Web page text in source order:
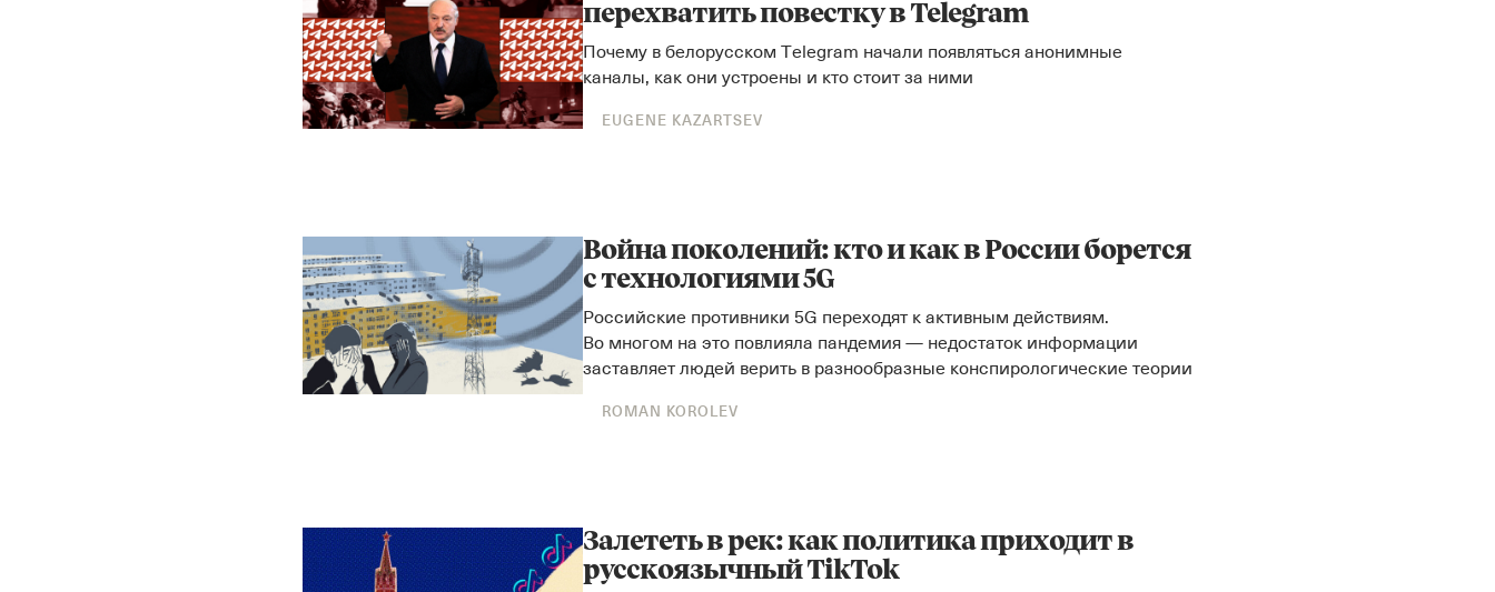
перехватить повестку в Telegram
Почему в белорусском Telegram начали появляться анонимные
каналы, как они устроены и кто стоит за ними
EUGENE KAZARTSEV
Война поколений: кто и как в России борется
с технологиями 5G
Российские противники 5G переходят к активным действиям.
Во многом на это повлияла пандемия — недостаток информации
заставляет людей верить в разнообразные конспирологические теории
ROMAN KOROLEV
Залететь в рек: как политика приходит в
русскоязычный TikTok